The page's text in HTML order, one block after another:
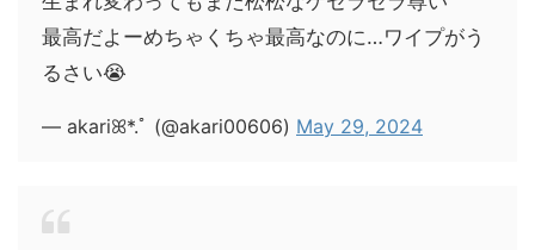
最高だよーめちゃくちゃ最高なのに…ワイプがう
るさい😭
— akariꕤ*.ﾟ (@akari00606) May 29, 2024